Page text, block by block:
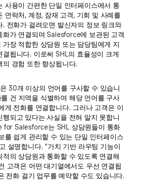
사용이 간편한 단일 인터페이스에서 통
연락처, 계정, 잠재 고객, 기회 및 사례를
. 전화가 걸려오면 발신자의 정보 링크와
화가 연결되며 Salesforce에 보관된 고객
가장 적합한 상담원 또는 담당팀에게 지
결됩니다. 이로써 SHL의 효율성이 크게
의 경험 또한 향상됩니다.
30개 이상의 언어를 구사할 수 있습니
건 지역을 식별하여 해당 언어를 구사
게 전화를 연결합니다. 그러나 고객은 이
행되고 있다는 사실을 전혀 알지 못합니
for Salesforce는 SHL 상담원들이 통화
를 쉽게 관리할 수 있는 단일 인터페이스
설명합니다. “가치 기반 라우팅 기능이
적의 상담원과 통화할 수 있도록 연결해
고객은 어떤 대기열에서도 우선 연결됩
전화 걸기 업무를 예약할 수도 있습니다.